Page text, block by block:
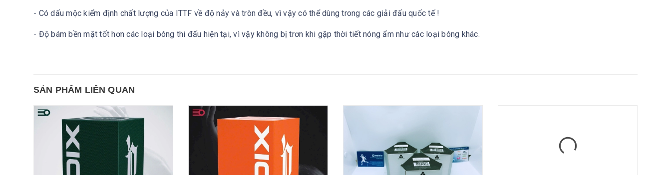
- Có dấu mộc kiểm định chất lượng của ITTF về độ nảy và tròn đều, vì vậy có thể dùng trong các giải đấu quốc tế !
- Độ bám bền mặt tốt hơn các loại bóng thi đấu hiện tại, vì vậy không bị trơn khi gặp thời tiết nóng ẩm như các loại bóng khác.
SẢN PHẨM LIÊN QUAN